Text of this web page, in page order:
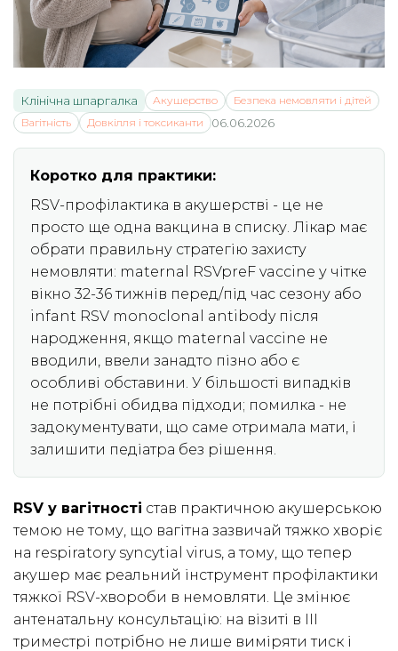
Клінічна шпаргалка Акушерство
Безпека немовляти і дітей
Вагітність
Довкілля і токсиканти 06.06.2026
Коротко для практики:
RSV-профілактика в акушерстві - це не
просто ще одна вакцина в списку. Лікар має
обрати правильну стратегію захисту
немовляти: maternal RSVpreF vaccine у чітке
вікно 32-36 тижнів перед/під час сезону або
infant RSV monoclonal antibody після
народження, якщо maternal vaccine не
вводили, ввели занадто пізно або є
особливі обставини. У більшості випадків
не потрібні обидва підходи; помилка - не
задокументувати, що саме отримала мати, і
залишити педіатра без рішення.
RSV у вагітності став практичною акушерською
темою не тому, що вагітна зазвичай тяжко хворіє
на respiratory syncytial virus, а тому, що тепер
акушер має реальний інструмент профілактики
тяжкої RSV-хвороби в немовляти. Це змінює
антенатальну консультацію: на візиті в III
триместрі потрібно не лише виміряти тиск і